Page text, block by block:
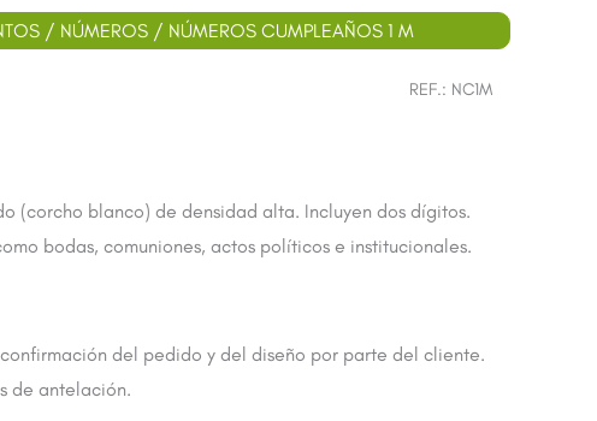
/ NÚMEROS / NÚMEROS CUMPLEAÑOS 1 M
REF.: NC1M
(corcho blanco) de densidad alta. Incluyen dos dígitos.
bodas, comuniones, actos políticos e institucionales.
del pedido y del diseño por parte del cliente.
de antelación.